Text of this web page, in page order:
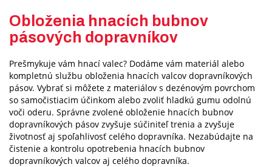
Obloženia hnacích bubnov
pásových dopravníkov
Prešmykuje vám hnací valec? Dodáme vám materiál alebo
kompletnú službu obloženia hnacích valcov dopravníkových
pásov. Vybrať si môžete z materiálov s dezénovým povrchom
so samočistiacim účinkom alebo zvoliť hladkú gumu odolnú
voči oderu. Správne zvolené obloženie hnacích bubnov
dopravníkových pásov zvyšuje súčiniteľ trenia a zvyšuje
životnosť aj spoľahlivosť celého dopravníka. Nezabúdajte na
čistenie a kontrolu opotrebenia hnacích bubnov
dopravníkových valcov aj celého dopravníka.